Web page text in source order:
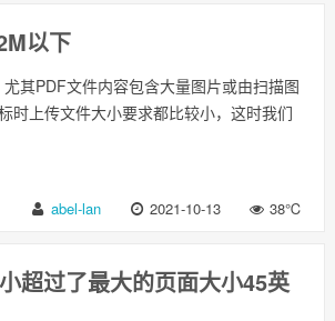
以下
其PDF文件内容包含大量图片或由扫描图
时上传文件大小要求都比较小，这时我们
abel-lan 2021-10-13 38℃
超过了最大的页面大小45英